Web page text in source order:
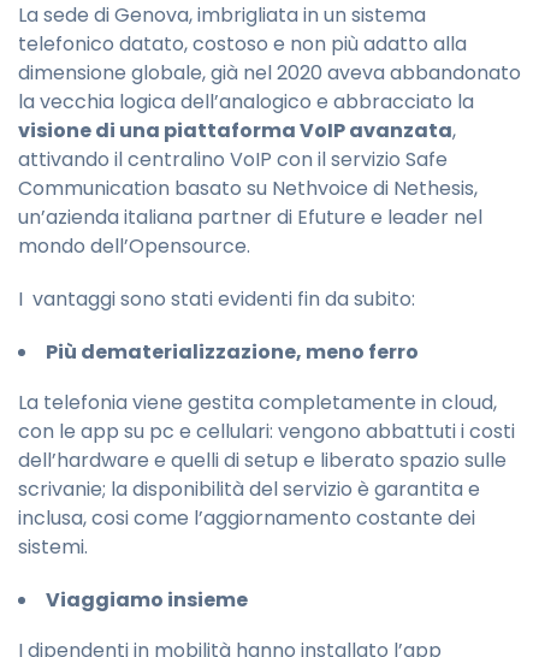
La sede di Genova, imbrigliata in un sistema
telefonico datato, costoso e non più adatto alla
dimensione globale, già nel 2020 aveva abbandonato
la vecchia logica dell’analogico e abbracciato la
visione di una piattaforma VoIP avanzata,
attivando il centralino VoIP con il servizio Safe
Communication basato su Nethvoice di Nethesis,
un’azienda italiana partner di Efuture e leader nel
mondo dell’Opensource.
I vantaggi sono stati evidenti fin da subito:
Più dematerializzazione, meno ferro
La telefonia viene gestita completamente in cloud,
con le app su pc e cellulari: vengono abbattuti i costi
dell’hardware e quelli di setup e liberato spazio sulle
scrivanie; la disponibilità del servizio è garantita e
inclusa, cosi come l’aggiornamento costante dei
sistemi.
Viaggiamo insieme
I dipendenti in mobilità hanno installato l’app